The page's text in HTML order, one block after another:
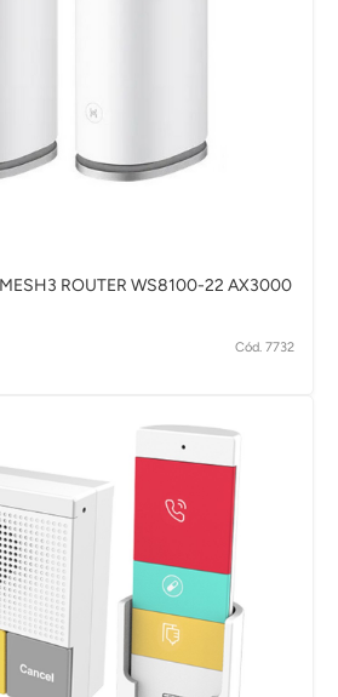
ROUTER WS8100-22 AX3000
Cód. 7732